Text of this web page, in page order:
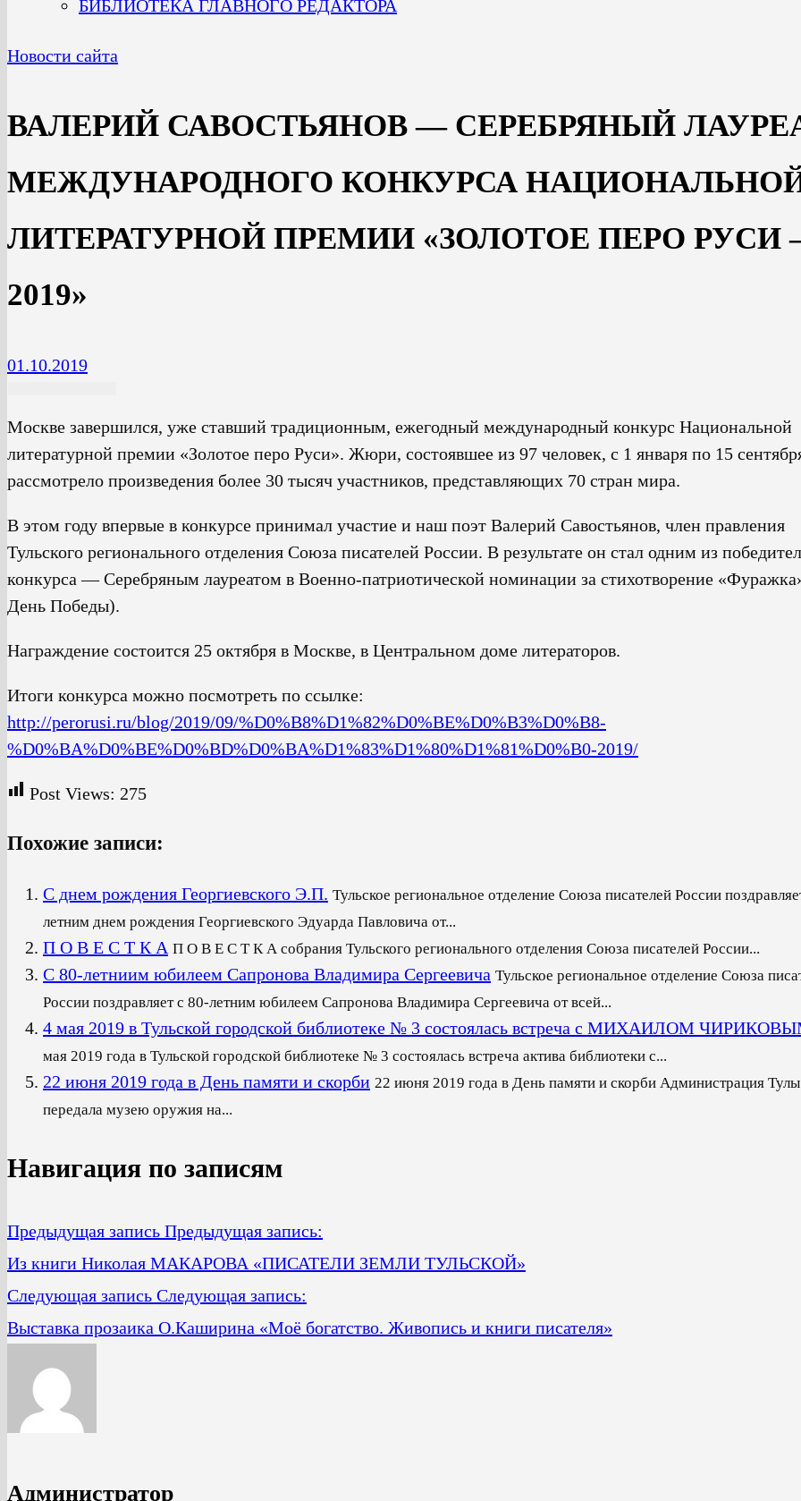
БИБЛИОТЕКА ГЛАВНОГО РЕДАКТОРА
Новости сайта
ВАЛЕРИЙ САВОСТЬЯНОВ — СЕРЕБРЯНЫЙ
МЕЖДУНАРОДНОГО КОНКУРСА
ЛИТЕРАТУРНОЙ ПРЕМИИ «ЗОЛОТОЕ ПЕРО РУСИ
2019»
01.10.2019
Москве завершился, уже ставший традиционным, ежегодный международный конкурс Национальной
литературной премии «Золотое перо Руси». Жюри, состоявшее из 97 человек, с 1 января по 15
рассмотрело произведения более 30 тысяч участников, представляющих 70 стран мира.
В этом году впервые в конкурсе принимал участие и наш поэт Валерий Савостьянов, член правления
Тульского регионального отделения Союза писателей России. В результате он стал одним из
конкурса — Серебряным лауреатом в Военно-патриотической номинации за стихотворение
День Победы).
Награждение состоится 25 октября в Москве, в Центральном доме литераторов.
Итоги конкурса можно посмотреть по ссылке:
http://perorusi.ru/blog/2019/09/%D0%B8%D1%82%D0%BE%D0%B3%D0%B8-
%D0%BA%D0%BE%D0%BD%D0%BA%D1%83%D1%80%D1%81%D0%B0-2019/
Post Views: 275
Похожие записи:
С днем рождения Георгиевского Э.П. Тульское региональное отделение Союза писателей России
летним днем рождения Георгиевского Эдуарда Павловича от...
П О В Е С Т К А П О В Е С Т К А собрания Тульского регионального отделения Союза писателей России...
С 80-летниим юбилеем Сапронова Владимира Сергеевича Тульское региональное отделение Союза
России поздравляет с 80-летним юбилеем Сапронова Владимира Сергеевича от всей...
4 мая 2019 в Тульской городской библиотеке № 3 состоялась встреча с МИХАИЛОМ
мая 2019 года в Тульской городской библиотеке № 3 состоялась встреча актива библиотеки с...
22 июня 2019 года в День памяти и скорби 22 июня 2019 года в День памяти и скорби Администрация Тулы
передала музею оружия на...
Навигация по записям
Предыдущая запись Предыдущая запись:
Из книги Николая МАКАРОВА «ПИСАТЕЛИ ЗЕМЛИ ТУЛЬСКОЙ»
Следующая запись Следующая запись:
Выставка прозаика О.Каширина «Моё богатство. Живопись и книги писателя»
Администратор